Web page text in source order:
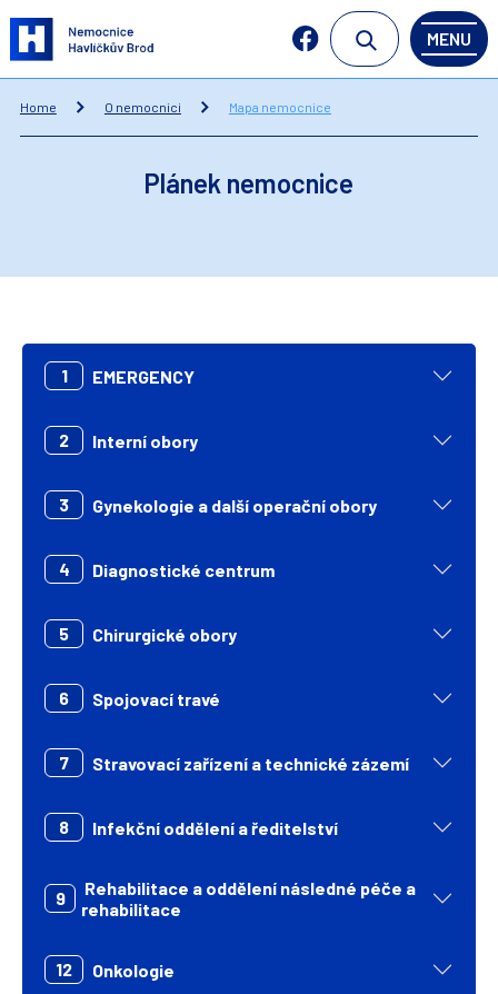
MENU
Home O nemocnici Mapa nemocnice
Plánek nemocnice
1 EMERGENCY
2 Interní obory
3 Gynekologie a další operační obory
4 Diagnostické centrum
5 Chirurgické obory
6 Spojovací travé
7 Stravovací zařízení a technické zázemí
8 Infekční oddělení a ředitelství
9
Rehabilitace a oddělení následné péče a
rehabilitace
12 Onkologie